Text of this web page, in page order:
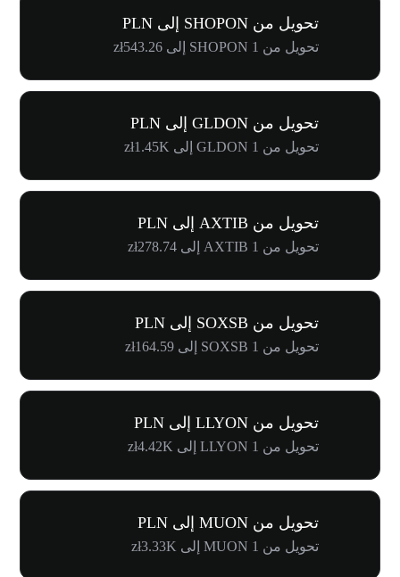
تحويل من SHOPON إلى PLN
تحويل من 1 SHOPON إلى zł543.26
تحويل من GLDON إلى PLN
تحويل من 1 GLDON إلى zł1.45K
تحويل من AXTIB إلى PLN
تحويل من 1 AXTIB إلى zł278.74
تحويل من SOXSB إلى PLN
تحويل من 1 SOXSB إلى zł164.59
تحويل من LLYON إلى PLN
تحويل من 1 LLYON إلى zł4.42K
تحويل من MUON إلى PLN
تحويل من 1 MUON إلى zł3.33K